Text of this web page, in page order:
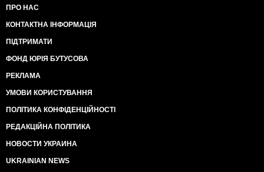
ПРО НАС
КОНТАКТНА ІНФОРМАЦІЯ
ПІДТРИМАТИ
ФОНД ЮРІЯ БУТУСОВА
РЕКЛАМА
УМОВИ КОРИСТУВАННЯ
ПОЛІТИКА КОНФІДЕНЦІЙНОСТІ
РЕДАКЦІЙНА ПОЛІТИКА
НОВОСТИ УКРАИНА
UKRAINIAN NEWS